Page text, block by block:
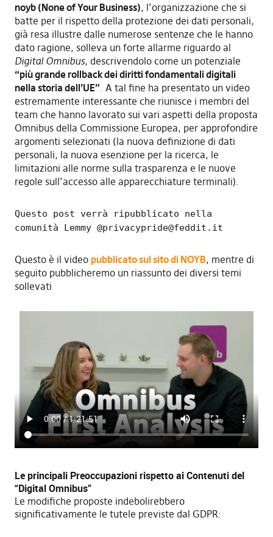
noyb (None of Your Business), l’organizzazione che si
batte per il rispetto della protezione dei dati personali,
già resa illustre dalle numerose sentenze che le hanno
dato ragione, solleva un forte allarme riguardo al
Digital Omnibus, descrivendolo come un potenziale
“più grande rollback dei diritti fondamentali digitali
nella storia dell’UE”. A tal fine ha presentato un video
estremamente interessante che riunisce i membri del
team che hanno lavorato sui vari aspetti della proposta
Omnibus della Commissione Europea, per approfondire
argomenti selezionati (la nuova definizione di dati
personali, la nuova esenzione per la ricerca, le
limitazioni alle norme sulla trasparenza e le nuove
regole sull’accesso alle apparecchiature terminali).
Questo post verrà ripubblicato nella
comunità Lemmy @privacypride@feddit.it
Questo è il video pubblicato sul sito di NOYB, mentre di
seguito pubblicheremo un riassunto dei diversi temi
sollevati
Le principali Preoccupazioni rispetto ai Contenuti del
“Digital Omnibus”
Le modifiche proposte indebolirebbero
significativamente le tutele previste dal GDPR: